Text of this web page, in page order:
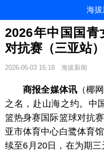
海拔
2026年中国国
对抗赛（三亚站
2026-06-03 16:18 海拔新闻
商报全媒体讯 （椰
之名，赴山海之约。中
篮热身赛国际篮球对抗
亚市体育中心白鹭体育
续至6月20日，在为期